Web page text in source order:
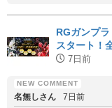
RGガンプ
スタート！
7日前
名無しさん 7日前